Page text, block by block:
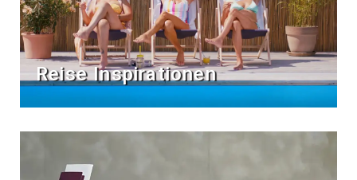
Reise Inspirationen